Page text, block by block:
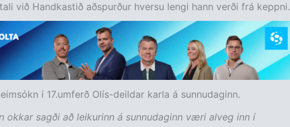
við Handkastið aðspurður hversu lengi hann verði frá keppni.
í 17.umferð Olís-deildar karla á sunnudaginn.
okkar sagði að leikurinn á sunnudaginn væri alveg inn í